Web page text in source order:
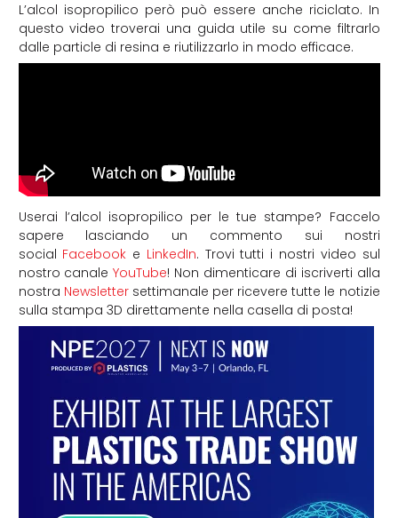
L’alcol isopropilico però può essere anche riciclato. In
questo video troverai una guida utile su come filtrarlo
dalle particle di resina e riutilizzarlo in modo efficace.
Userai l’alcol isopropilico per le tue stampe? Faccelo
sapere lasciando un commento sui nostri
social Facebook e LinkedIn. Trovi tutti i nostri video sul
nostro canaleYouTube! Non dimenticare di iscriverti alla
nostra Newslettersettimanale per ricevere tutte le notizie
sulla stampa 3D direttamente nella casella di posta!